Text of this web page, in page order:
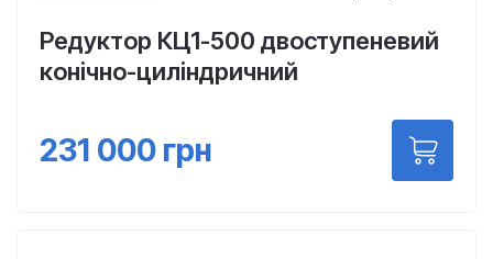
Редуктор КЦ1-500 двоступеневий
конічно-циліндричний
231 000 грн